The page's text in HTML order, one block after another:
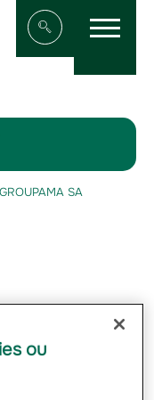
Afficher/
Menu
GROUPAMA SA
ou